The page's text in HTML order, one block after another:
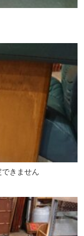
きません